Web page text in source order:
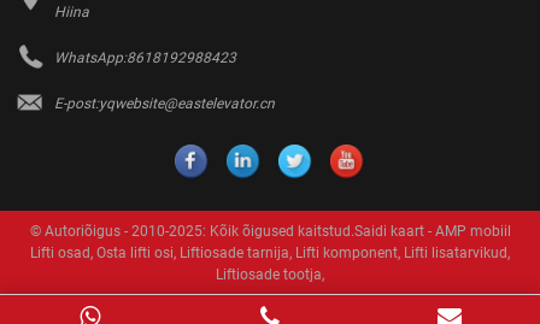
Hiina
WhatsApp:8618192988423
E-post:yqwebsite@eastelevator.cn
© Autoriõigus - 2010-2025: Kõik õigused kaitstud.Saidi kaart- AMP mobiil
Lifti osad, Osta lifti osi, Liftiosade tarnija, Lifti komponent, Lifti lisatarvikud,
Liftiosade tootja,